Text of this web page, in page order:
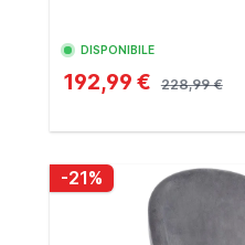
DISPONIBILE
192,99 € 228,99 €
-21%